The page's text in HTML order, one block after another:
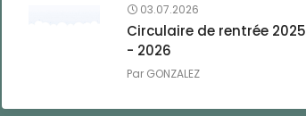
03.07.2026
Circulaire de rentrée 2025
- 2026
Par GONZALEZ